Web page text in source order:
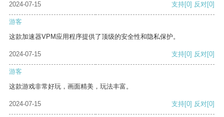
2024-07-15 支持[0] 反对[0]
游客
这款加速器VPM应用程序提供了顶级的安全性和隐私保护。
2024-07-15 支持[0] 反对[0]
游客
这款游戏非常好玩，画面精美，玩法丰富。
2024-07-15 支持[0] 反对[0]